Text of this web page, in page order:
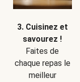
3. Cuisinez et
savourez !
Faites de
chaque repas le
meilleur